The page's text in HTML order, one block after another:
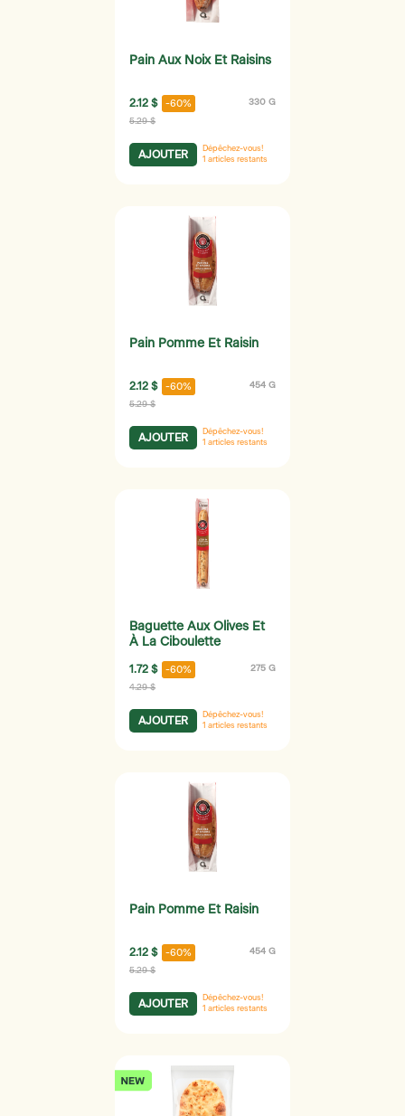
Pain Aux Noix Et Raisins
2.12 $ -60% 330 G
5.29 $
AJOUTER
Dépêchez-vous!
1 articles restants
Pain Pomme Et Raisin
2.12 $ -60% 454 G
5.29 $
AJOUTER
Dépêchez-vous!
1 articles restants
Baguette Aux Olives Et
À La Ciboulette
1.72 $ -60% 275 G
4.29 $
AJOUTER
Dépêchez-vous!
1 articles restants
Pain Pomme Et Raisin
2.12 $ -60% 454 G
5.29 $
AJOUTER
Dépêchez-vous!
1 articles restants